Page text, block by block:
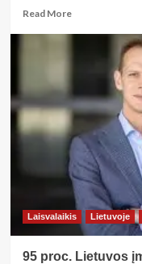
Read MoreRead
konteineriuose
padaugėja
ir
kiaušinių</
Laisvalaikis Lietuvoje
95 proc. Lietuvos